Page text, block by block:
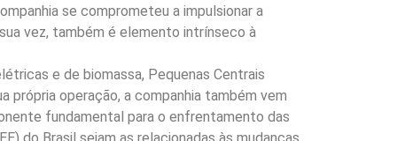
se comprometeu a impulsionar a
vez, também é elemento intrínseco à
e de biomassa, Pequenas Centrais
própria operação, a companhia também vem
fundamental para o enfrentamento das